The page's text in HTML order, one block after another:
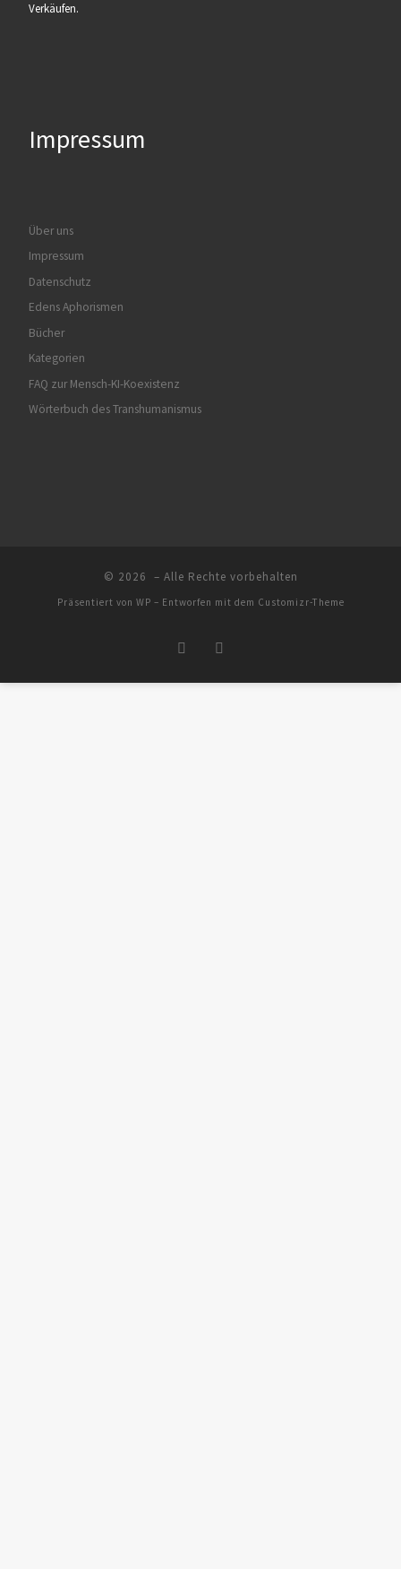
Verkäufen.
Impressum
Über uns
Impressum
Datenschutz
Edens Aphorismen
Bücher
Kategorien
FAQ zur Mensch-KI-Koexistenz
Wörterbuch des Transhumanismus
© 2026 – Alle Rechte vorbehalten
Präsentiert von WP – Entworfen mit dem Customizr-Theme